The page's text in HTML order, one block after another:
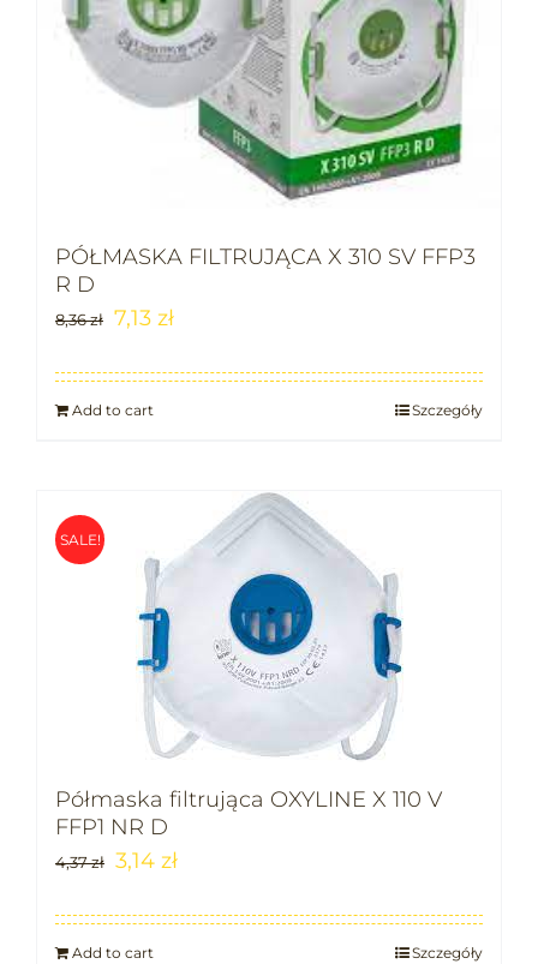
PÓŁMASKA FILTRUJĄCA X 310 SV FFP3
R D
8,36zł 7,13 zł
Add to cart Szczegóły
SALE!
Półmaska filtrująca OXYLINE X 110 V
FFP1 NR D
4,37zł 3,14 zł
Add to cart Szczegóły